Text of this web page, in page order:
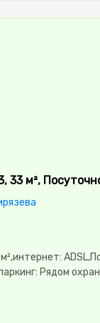
33 м²,
Рядом
окна,Новая